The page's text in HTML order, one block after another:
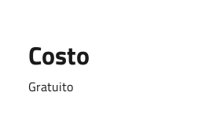
Costo
Gratuito